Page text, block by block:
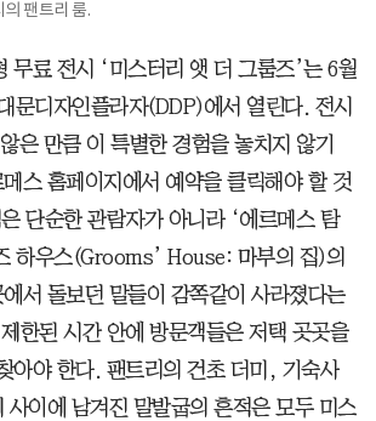
의 팬트리 룸.
무료 전시 ‘미스터리 앳 더 그룸즈’는 6월
문디자인플라자(DDP)에서 열린다. 전시
은 만큼 이 특별한 경험을 놓치지 않기
스 홈페이지에서 예약을 클릭해야 할 것
단순한 관람자가 아니라 ‘에르메스 탐
하우스(Grooms’ House: 마부의 집)의
서 돌보던 말들이 감쪽같이 사라졌다는
한된 시간 안에 방문객들은 저택 곳곳을
아야 한다. 팬트리의 건초 더미, 기숙사
이에 남겨진 말발굽의 흔적은 모두 미스